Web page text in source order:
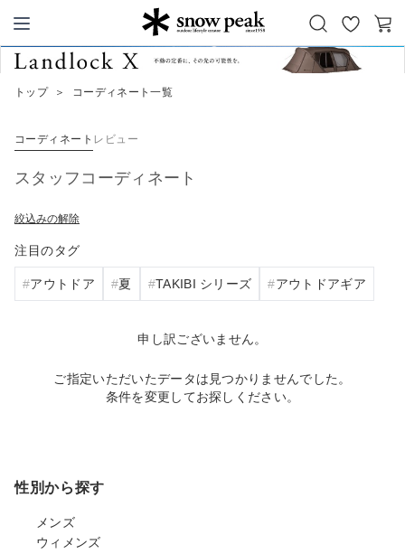
Snow Peak
お
気
カ
トップ ＞ コーディネート一覧
コーディネート レビュー
スタッフコーディネート
絞込みの解除
注目のタグ
アウトドア 夏 TAKIBI シリーズ アウトドアギア
申し訳ございません。
ご指定いただいたデータは見つかりませんでした。
条件を変更してお探しください。
性別から探す
メンズ
ウィメンズ